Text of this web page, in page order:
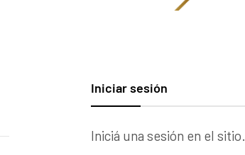
Iniciar sesión
Iniciá una sesión en el sitio.